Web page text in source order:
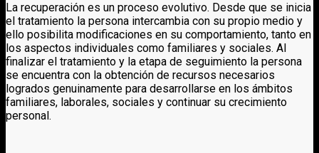
La recuperación es un proceso evolutivo. Desde que se inicia
el tratamiento la persona intercambia con su propio medio y
ello posibilita modificaciones en su comportamiento, tanto en
los aspectos individuales como familiares y sociales. Al
finalizar el tratamiento y la etapa de seguimiento la persona
se encuentra con la obtención de recursos necesarios
logrados genuinamente para desarrollarse en los ámbitos
familiares, laborales, sociales y continuar su crecimiento
personal.